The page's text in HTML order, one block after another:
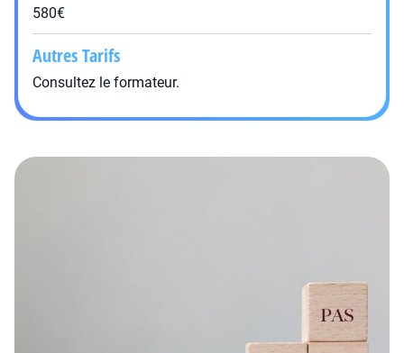
580€
Autres Tarifs
Consultez le formateur.